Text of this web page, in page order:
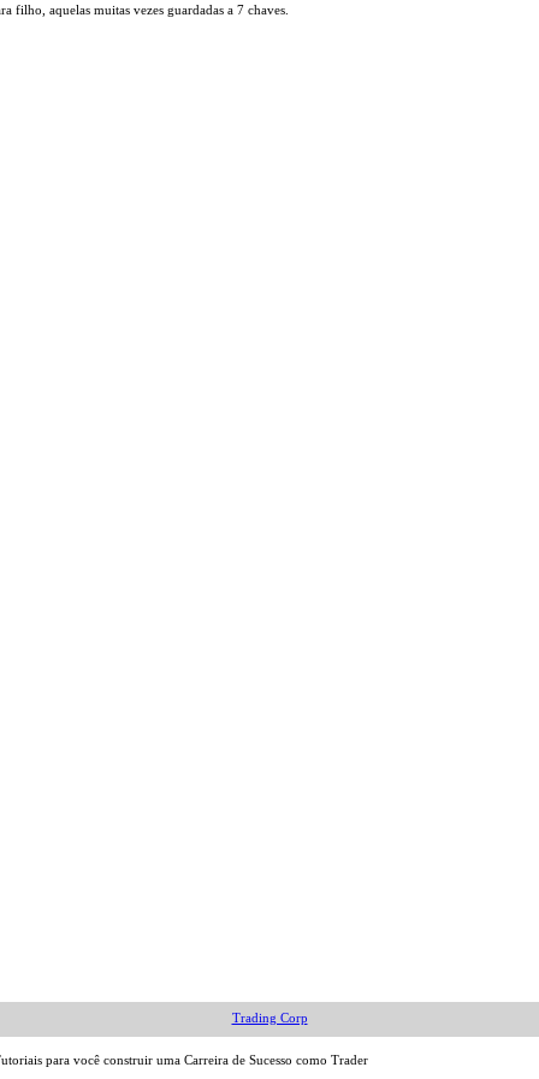
filho, aquelas muitas vezes guardadas a 7 chaves.
Trading Corp
para você construir uma Carreira de Sucesso como Trader